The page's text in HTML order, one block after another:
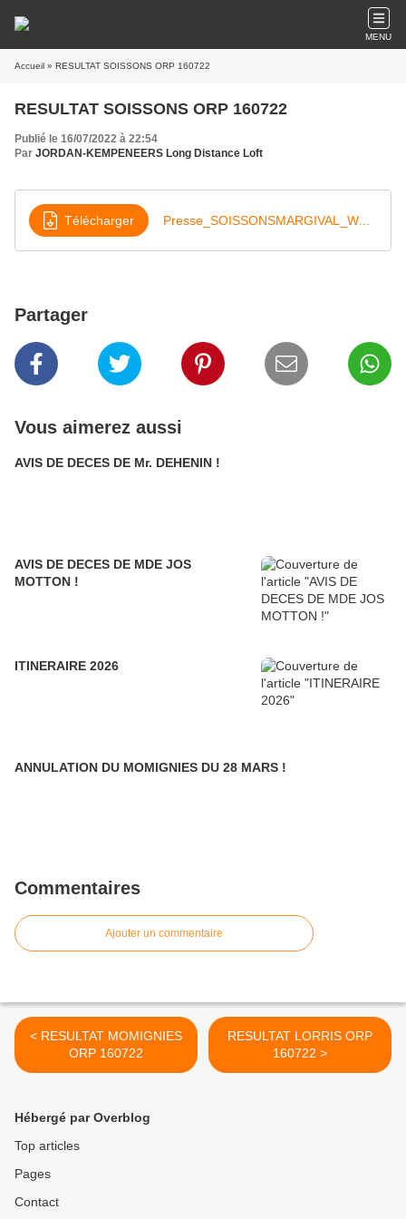
MENU
Accueil » RESULTAT SOISSONS ORP 160722
RESULTAT SOISSONS ORP 160722
Publié le 16/07/2022 à 22:54
Par JORDAN-KEMPENEERS Long Distance Loft
Télécharger Presse_SOISSONSMARGIVAL_WALLON_16-07-22
Partager
Vous aimerez aussi
AVIS DE DECES DE Mr. DEHENIN !
AVIS DE DECES DE MDE JOS
MOTTON !
ITINERAIRE 2026
ANNULATION DU MOMIGNIES DU 28 MARS !
Commentaires
Ajouter un commentaire
< RESULTAT MOMIGNIES
ORP 160722
RESULTAT LORRIS ORP
160722 >
Hébergé par Overblog
Top articles
Pages
Contact